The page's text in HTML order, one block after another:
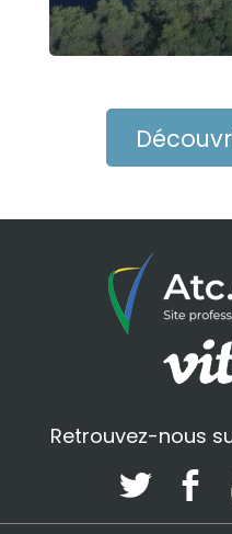
Retrouvez-nous